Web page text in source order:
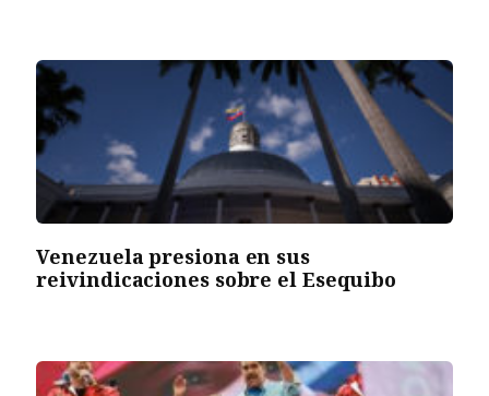
Venezuela presiona en sus
reivindicaciones sobre el Esequibo